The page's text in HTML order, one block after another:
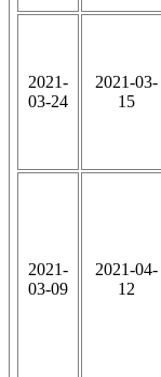
2021-
03-24
2021-03-
15
2021-
03-09
2021-04-
12